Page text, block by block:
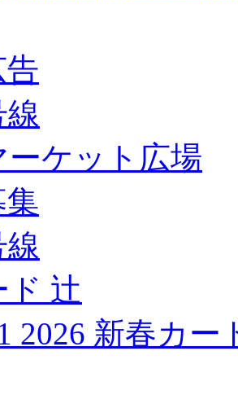
告
線
ーケット広場
線
ド 辻
2026 新春カ